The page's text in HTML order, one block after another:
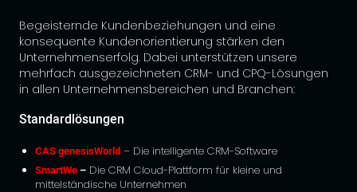
Begeisternde Kundenbeziehungen und eine
konsequente Kundenorientierung stärken den
Unternehmenserfolg. Dabei unterstützen unsere
mehrfach ausgezeichneten CRM- und CPQ-Lösungen
in allen Unternehmensbereichen und Branchen:
Standardlösungen
CAS genesisWorld – Die intelligente CRM-Software
SmartWe – Die CRM Cloud-Plattform für kleine und
mittelständische Unternehmen